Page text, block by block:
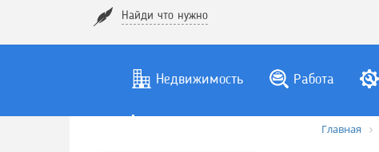
Найди что нужно
Недвижимость Работа
Главная